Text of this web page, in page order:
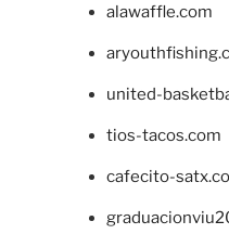
alawaffle.com
united-
tios-tacos.com
cafecito-